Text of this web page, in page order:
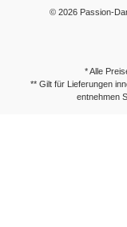
© 2026 Passion-
* Alle
** Gilt für Lieferungen
entnehmen